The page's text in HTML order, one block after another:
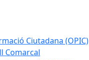
Ciutadana (OPIC)
Comarcal